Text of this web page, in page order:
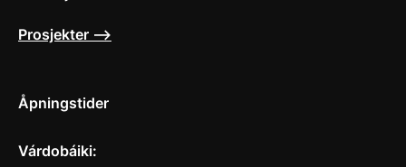
Åpningstider
Várdobáiki:
Prosjekter ⟶